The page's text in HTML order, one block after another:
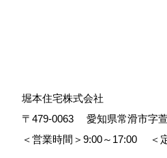
堀本住宅株式会社
〒479-0063
愛知県常滑市字
＜営業時間＞9:00～17:00
＜